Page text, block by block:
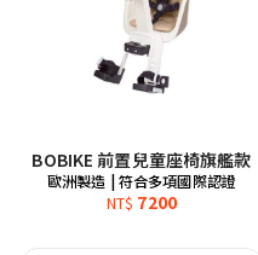
BOBIKE 前置兒童座椅旗艦款
歐洲製造 | 符合多項國際認證
NT$ 7200